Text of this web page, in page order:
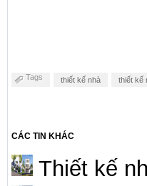
Tags thiết kế nhà thiết kế
CÁC TIN KHÁC
Thiết kế